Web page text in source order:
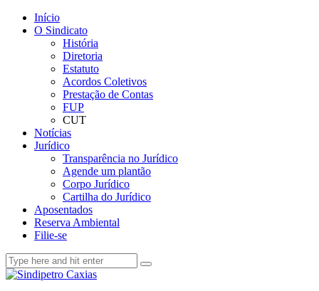
Início
O Sindicato
História
Diretoria
Estatuto
Acordos Coletivos
Prestação de Contas
FUP
CUT
Notícias
Jurídico
Transparência no Jurídico
Agende um plantão
Corpo Jurídico
Cartilha do Jurídico
Aposentados
Reserva Ambiental
Filie-se